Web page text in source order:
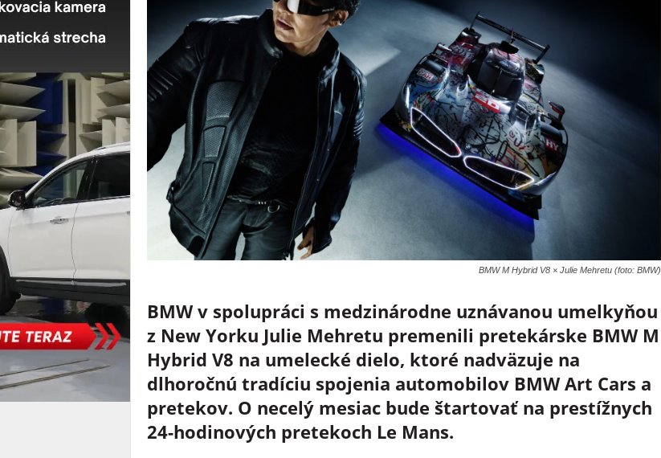
BMW M Hybrid V8 × Julie Mehretu (foto: BMW)
BMW v spolupráci s medzinárodne uznávanou umelkyňou
z New Yorku Julie Mehretu premenili pretekárske BMW M
Hybrid V8 na umelecké dielo, ktoré nadväzuje na
dlhoročnú tradíciu spojenia automobilov BMW Art Cars a
pretekov. O necelý mesiac bude štartovať na prestížnych
24-hodinových pretekoch Le Mans.